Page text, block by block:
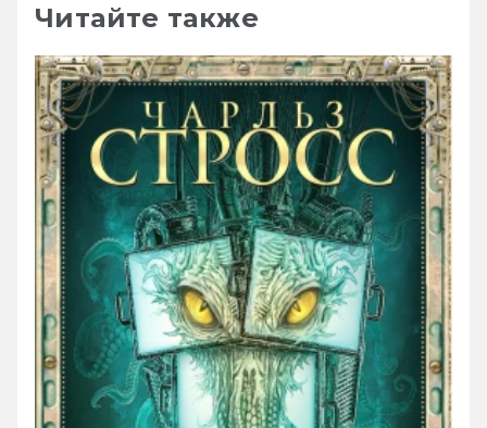
Читайте также